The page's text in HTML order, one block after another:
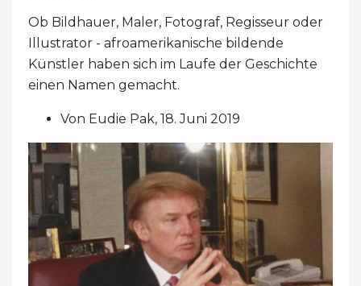
Ob Bildhauer, Maler, Fotograf, Regisseur oder
Illustrator - afroamerikanische bildende
Künstler haben sich im Laufe der Geschichte
einen Namen gemacht.
Von Eudie Pak, 18. Juni 2019